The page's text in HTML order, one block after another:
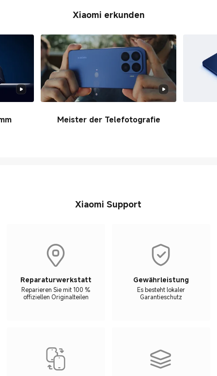
Xiaomi erkunden
Meister der Telefotografie
Xiaomi Support
Reparaturwerkstatt
Reparieren Sie mit 100 %
offiziellen Originalteilen
Gewährleistung
Es besteht lokaler
Garantieschutz